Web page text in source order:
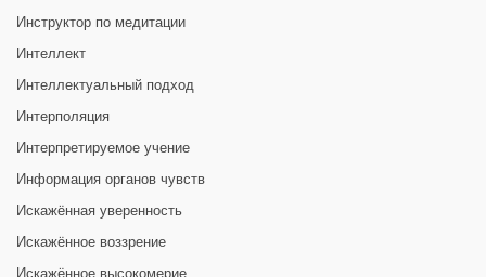
Инструктор по медитации
Интеллект
Интеллектуальный подход
Интерполяция
Интерпретируемое учение
Информация органов чувств
Искажённая уверенность
Искажённое воззрение
Искажённое высокомерие